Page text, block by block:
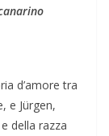
d’amore tra
e Jürgen,
della razza